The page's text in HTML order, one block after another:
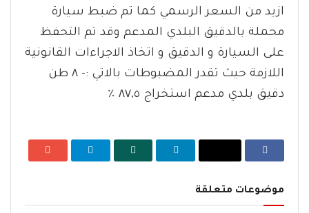
ازيد من السعر الرسمي كما تم ضبط سيارة
محملة بالدقيق البلدي المدعم وقد تم التحفظ
على السيارة و الدقيق و اتخاذ الاجراءات القانونية
اللازمة حيث تقدر المضبوطات بالاتي :- ٨ طن
دقيق بلدي مدعم استخراج ٨٧,٥ ٪
موضوعات متعلقة